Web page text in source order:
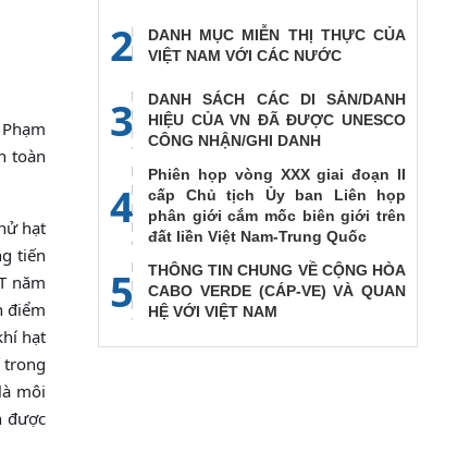
toàn
hạt
tiến
năm
điểm
hạt
trong
môi
được
2
DANH MỤC MIỄN THỊ THỰC CỦA
VIỆT NAM VỚI CÁC NƯỚC
3
DANH SÁCH CÁC DI SẢN/DANH
HIỆU CỦA VN ĐÃ ĐƯỢC UNESCO
CÔNG NHẬN/GHI DANH
4
Phiên họp vòng XXX giai đoạn II
cấp Chủ tịch Ủy ban Liên họp
phân giới cắm mốc biên giới trên
đất liền Việt Nam-Trung Quốc
5
THÔNG TIN CHUNG VỀ CỘNG HÒA
CABO VERDE (CÁP-VE) VÀ QUAN
HỆ VỚI VIỆT NAM